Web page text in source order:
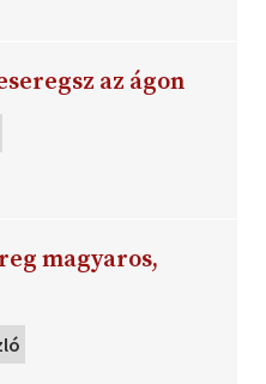
az ágon
magyaros,